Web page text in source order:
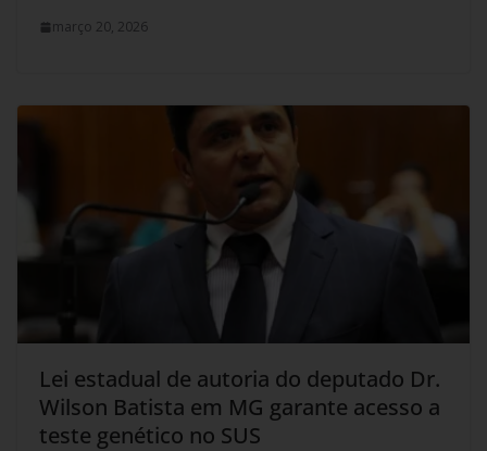
março 20, 2026
Lei estadual de autoria do deputado Dr.
Wilson Batista em MG garante acesso a
teste genético no SUS